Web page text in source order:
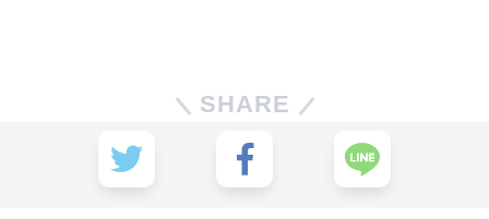
SHARE